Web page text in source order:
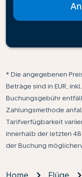
* Die angegebenen
Beträge sind in EUR,
Buchungsgebühr
Zahlungsmethode
Tarifverfügbarkeit
innerhalb der letzten
der Buchung